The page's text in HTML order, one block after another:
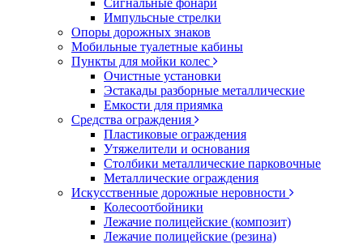
Сигнальные фонари
Импульсные стрелки
Опоры дорожных знаков
Мобильные туалетные кабины
Пункты для мойки колес
Очистные установки
Эстакады разборные металлические
Емкости для приямка
Средства ограждения
Пластиковые ограждения
Утяжелители и основания
Столбики металлические парковочные
Металлические ограждения
Искусственные дорожные неровности
Колесоотбойники
Лежачие полицейские (композит)
Лежачие полицейские (резина)